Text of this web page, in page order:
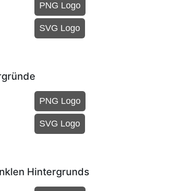
PNG Logo
SVG Logo
PNG Logo
SVG Logo
Hintergrunds